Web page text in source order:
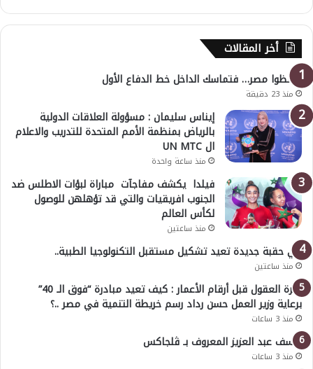
أخر المقالات
احفظوا مصر… فتماسك الداخل خط الدفاع الأول
منذ 23 دقيقة
إيناس سليمان : مسؤولة العلاقات الدولية
بالرياض بمنظمة الأمم المتحدة للتدريب والاعلام
ال UN MTC
منذ ساعة واحدة
فيلدا يكشف مفاجآت مباراة لبؤات الاطلس ضد
الجنوب افريقيات والتي قد تؤهلهن للوصول
لكأس العالم
منذ ساعتين
في حقبة جديدة تعيد تشكيل مستقبل التكنولوجيا الطبية..
منذ ساعتين
خبرة العقول قبل أرقام الأعمار : كيف تعيد مبادرة “فوق الـ 40”
برعاية وزير العمل حسن رداد رسم خريطة التنمية في مصر ..؟
منذ 3 ساعات
يوسف عبد العزيز المعروف بـ ڤلجاكس
منذ 3 ساعات